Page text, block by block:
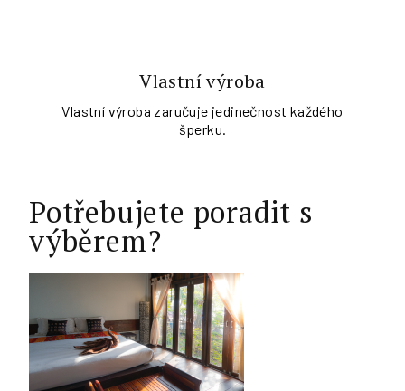
Vlastní výroba
Vlastní výroba zaručuje jedinečnost každého
šperku.
Potřebujete poradit s
výběrem?